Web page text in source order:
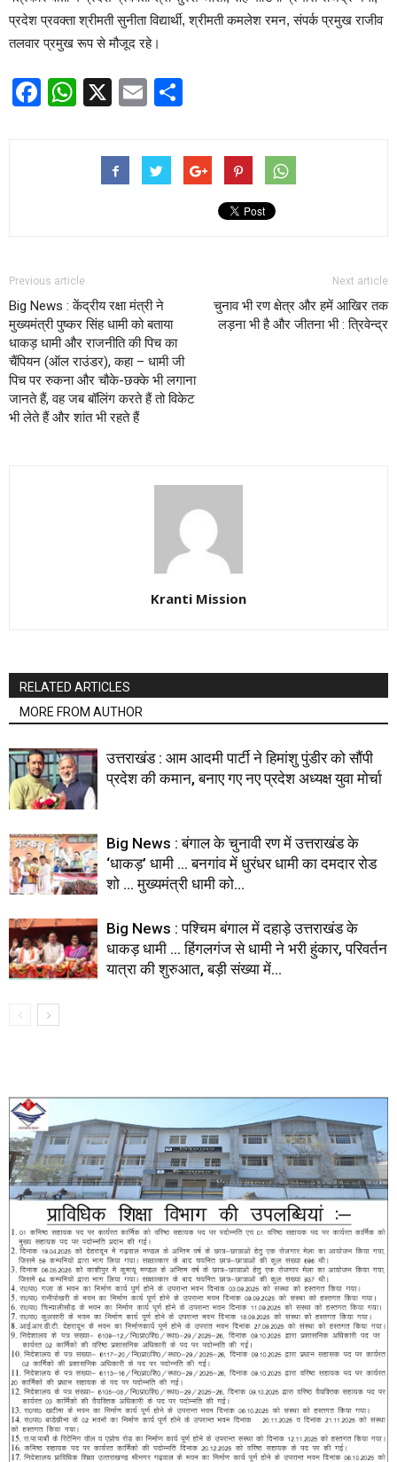
प्रदेश प्रवक्ता श्रीमती सुनीता विद्यार्थी, श्रीमती कमलेश रमन, संपर्क प्रमुख राजीव
तलवार प्रमुख रूप से मौजूद रहे।
Facebook
WhatsApp
X Email
Previous article
Big News : केंद्रीय रक्षा मंत्री ने
मुख्यमंत्री पुष्कर सिंह धामी को बताया
धाकड़ धामी और राजनीति की पिच का
चैंपियन (ऑल राउंडर), कहा – धामी जी
पिच पर रुकना और चौके-छक्के भी लगाना
जानते हैं, वह जब बॉलिंग करते हैं तो विकेट
भी लेते हैं और शांत भी रहते हैं
Next article
चुनाव भी रण क्षेत्र और हमें आखिर तक
लड़ना भी है और जीतना भी : त्रिवेन्द्र
Kranti Mission
RELATED ARTICLES
MORE FROM AUTHOR
उत्तराखंड : आम आदमी पार्टी ने हिमांशु पुंडीर को सौंपी
प्रदेश की कमान, बनाए गए नए प्रदेश अध्यक्ष युवा मोर्चा
Big News : बंगाल के चुनावी रण में उत्तराखंड के
‘धाकड़’ धामी … बनगांव में धुरंधर धामी का दमदार रोड
शो … मुख्यमंत्री धामी को...
Big News : पश्चिम बंगाल में दहाड़े उत्तराखंड के
धाकड़ धामी … हिंगलगंज से धामी ने भरी हुंकार, परिवर्तन
यात्रा की शुरुआत, बड़ी संख्या में...